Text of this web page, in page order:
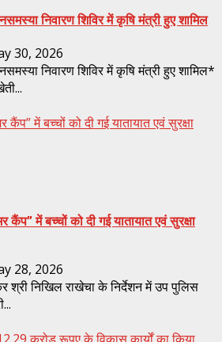
निवारण शिविर में कृषि मंत्री हुए शामिल
30, 2026
निवारण शिविर में कृषि मंत्री हुए शामिल*
में बच्चों को दी गई यातायात एवं सुरक्षा
कैंप” में बच्चों को दी गई यातायात एवं सुरक्षा
28, 2026
श्री निखिल राखेचा के निर्देशन में उप पुलिस